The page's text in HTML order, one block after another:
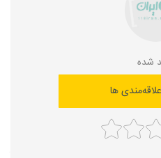
شده
ها